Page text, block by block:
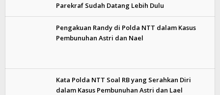
Parekraf Sudah Datang Lebih Dulu
Pengakuan Randy di Polda NTT dalam Kasus
Pembunuhan Astri dan Nael
Kata Polda NTT Soal RB yang Serahkan Diri
dalam Kasus Pembunuhan Astri dan Lael